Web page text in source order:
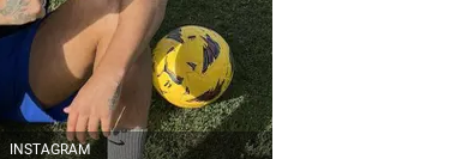
INSTAGRAM